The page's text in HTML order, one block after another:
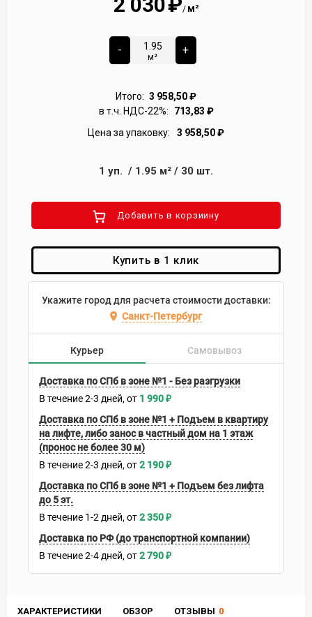
ХАРАКТЕРИСТИКИ ОБЗОР ОТЗЫВЫ 0
/ м²
-
м²
+
Итого: 3 958,50₽
в т.ч. НДС-22%:
713,83 ₽
Цена за упаковку:
3 958,50₽
1 уп. / 1.95 м² / 30 шт.
Добавить в корзиину
Купить в 1 клик
Укажите город для расчета стоимости доставки:
Санкт-Петербург
Курьер Самовывоз
Доставка по СПб в зоне №1 - Без разгрузки
В течение2-3 дней 1 990₽
Доставка по СПб в зоне №1 + Подъем в квартиру
на лифте, либо занос в частный дом на 1 этаж
(пронос не более 30 м)
В течение2-3 дней 2 190₽
Доставка по СПб в зоне №1 + Подъем без лифта
до 5 эт.
В течение 1-2 дней 2 350₽
Доставка по РФ (до транспортной компании)
В течение2-4 дней 2 790₽